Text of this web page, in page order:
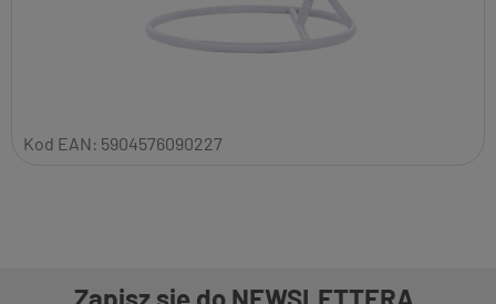
Kod EAN: 5904576090227